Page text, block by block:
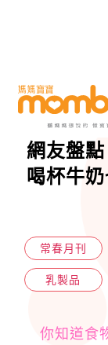
HOME 專欄
一直看
網友盤
喝杯牛
常春月刊
乳製品
你知道食